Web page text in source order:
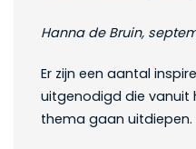
Hanna de Bruin,
Er zijn een aantal
uitgenodigd die vanuit
thema gaan uitdiepen.